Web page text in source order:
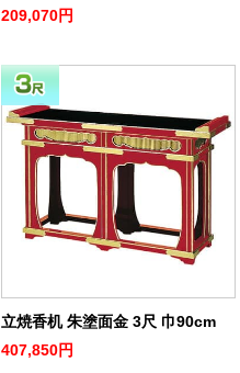
209,070円
立焼香机 朱塗面金 3尺 巾90cm
407,850円